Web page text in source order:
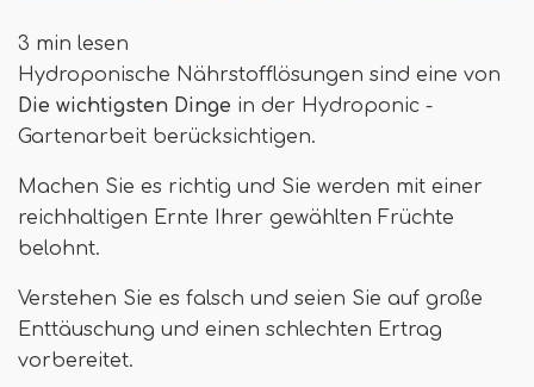
3 min lesen
Hydroponische Nährstofflösungen sind eine von
Die wichtigsten Dinge in der Hydroponic -
Gartenarbeit berücksichtigen.
Machen Sie es richtig und Sie werden mit einer
reichhaltigen Ernte Ihrer gewählten Früchte
belohnt.
Verstehen Sie es falsch und seien Sie auf große
Enttäuschung und einen schlechten Ertrag
vorbereitet.